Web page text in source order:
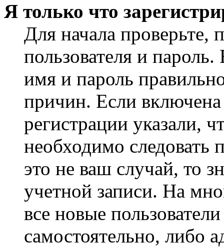
Я только что
Для начала проверьте,
пользователя и
имя и пароль
причин. Если
регистрации указали,
необходимо
это не ваш случай, то
учетной записи. На
все новые
самостоятельно, либо